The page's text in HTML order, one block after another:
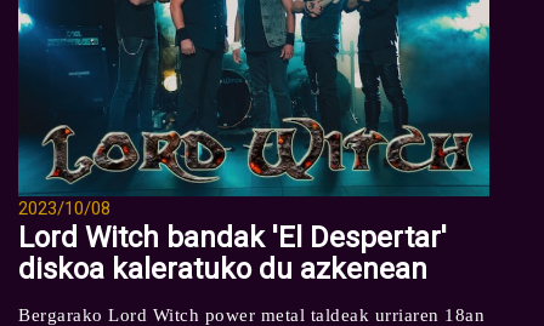
2023/10/08
Lord Witch bandak 'El Despertar'
diskoa kaleratuko du azkenean
Bergarako Lord Witch power metal taldeak urriaren 18an